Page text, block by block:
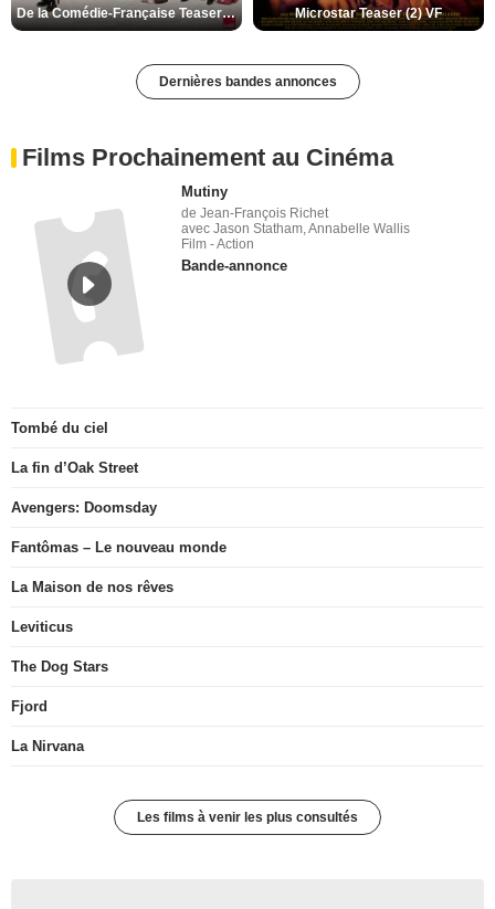
De la Comédie-Française Teaser (3) VF Microstar Teaser (2) VF
Dernières bandes annonces
Films Prochainement au Cinéma
Mutiny
de Jean-François Richet
avec Jason Statham, Annabelle Wallis
Film - Action
Bande-annonce
Tombé du ciel
La fin d’Oak Street
Avengers: Doomsday
Fantômas – Le nouveau monde
La Maison de nos rêves
Leviticus
The Dog Stars
Fjord
La Nirvana
Les films à venir les plus consultés